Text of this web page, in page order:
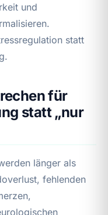
und
statt
für
statt „nur
länger als
fehlenden